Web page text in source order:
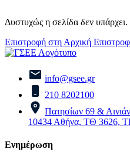
Δυστυχώς η σελίδα δεν υπάρχει.
Επιστροφή στη Αρχική
info@gsee.gr
210 8202100
Πατησίων 69 &
10434 Αθήνα, ΤΘ 3626,
Ενημέρωση